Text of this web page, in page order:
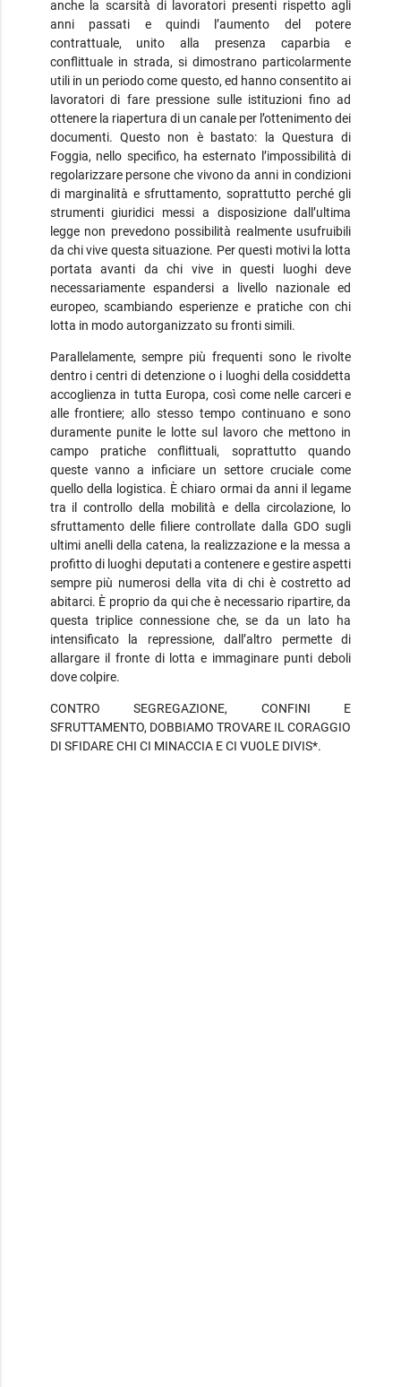
anche la scarsità di lavoratori presenti rispetto agli
anni passati e quindi l’aumento del potere
contrattuale, unito alla presenza caparbia e
conflittuale in strada, si dimostrano particolarmente
utili in un periodo come questo, ed hanno consentito ai
lavoratori di fare pressione sulle istituzioni fino ad
ottenere la riapertura di un canale per l’ottenimento dei
documenti. Questo non è bastato: la Questura di
Foggia, nello specifico, ha esternato l’impossibilità di
regolarizzare persone che vivono da anni in condizioni
di marginalità e sfruttamento, soprattutto perché gli
strumenti giuridici messi a disposizione dall’ultima
legge non prevedono possibilità realmente usufruibili
da chi vive questa situazione. Per questi motivi la lotta
portata avanti da chi vive in questi luoghi deve
necessariamente espandersi a livello nazionale ed
europeo, scambiando esperienze e pratiche con chi
lotta in modo autorganizzato su fronti simili.
Parallelamente, sempre più frequenti sono le rivolte
dentro i centri di detenzione o i luoghi della cosiddetta
accoglienza in tutta Europa, così come nelle carceri e
alle frontiere; allo stesso tempo continuano e sono
duramente punite le lotte sul lavoro che mettono in
campo pratiche conflittuali, soprattutto quando
queste vanno a inficiare un settore cruciale come
quello della logistica. È chiaro ormai da anni il legame
tra il controllo della mobilità e della circolazione, lo
sfruttamento delle filiere controllate dalla GDO sugli
ultimi anelli della catena, la realizzazione e la messa a
profitto di luoghi deputati a contenere e gestire aspetti
sempre più numerosi della vita di chi è costretto ad
abitarci. È proprio da qui che è necessario ripartire, da
questa triplice connessione che, se da un lato ha
intensificato la repressione, dall’altro permette di
allargare il fronte di lotta e immaginare punti deboli
dove colpire.
CONTRO SEGREGAZIONE, CONFINI E
SFRUTTAMENTO, DOBBIAMO TROVARE IL CORAGGIO
DI SFIDARE CHI CI MINACCIA E CI VUOLE DIVIS*.